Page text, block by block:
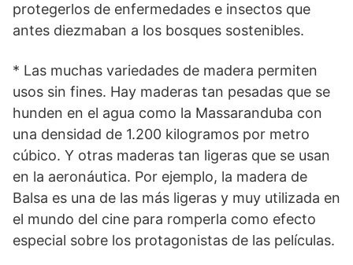
protegerlos de enfermedades e insectos que
antes diezmaban a los bosques sostenibles.
* Las muchas variedades de madera permiten
usos sin fines. Hay maderas tan pesadas que se
hunden en el agua como la Massaranduba con
una densidad de 1.200 kilogramos por metro
cúbico. Y otras maderas tan ligeras que se usan
en la aeronáutica. Por ejemplo, la madera de
Balsa es una de las más ligeras y muy utilizada en
el mundo del cine para romperla como efecto
especial sobre los protagonistas de las películas.